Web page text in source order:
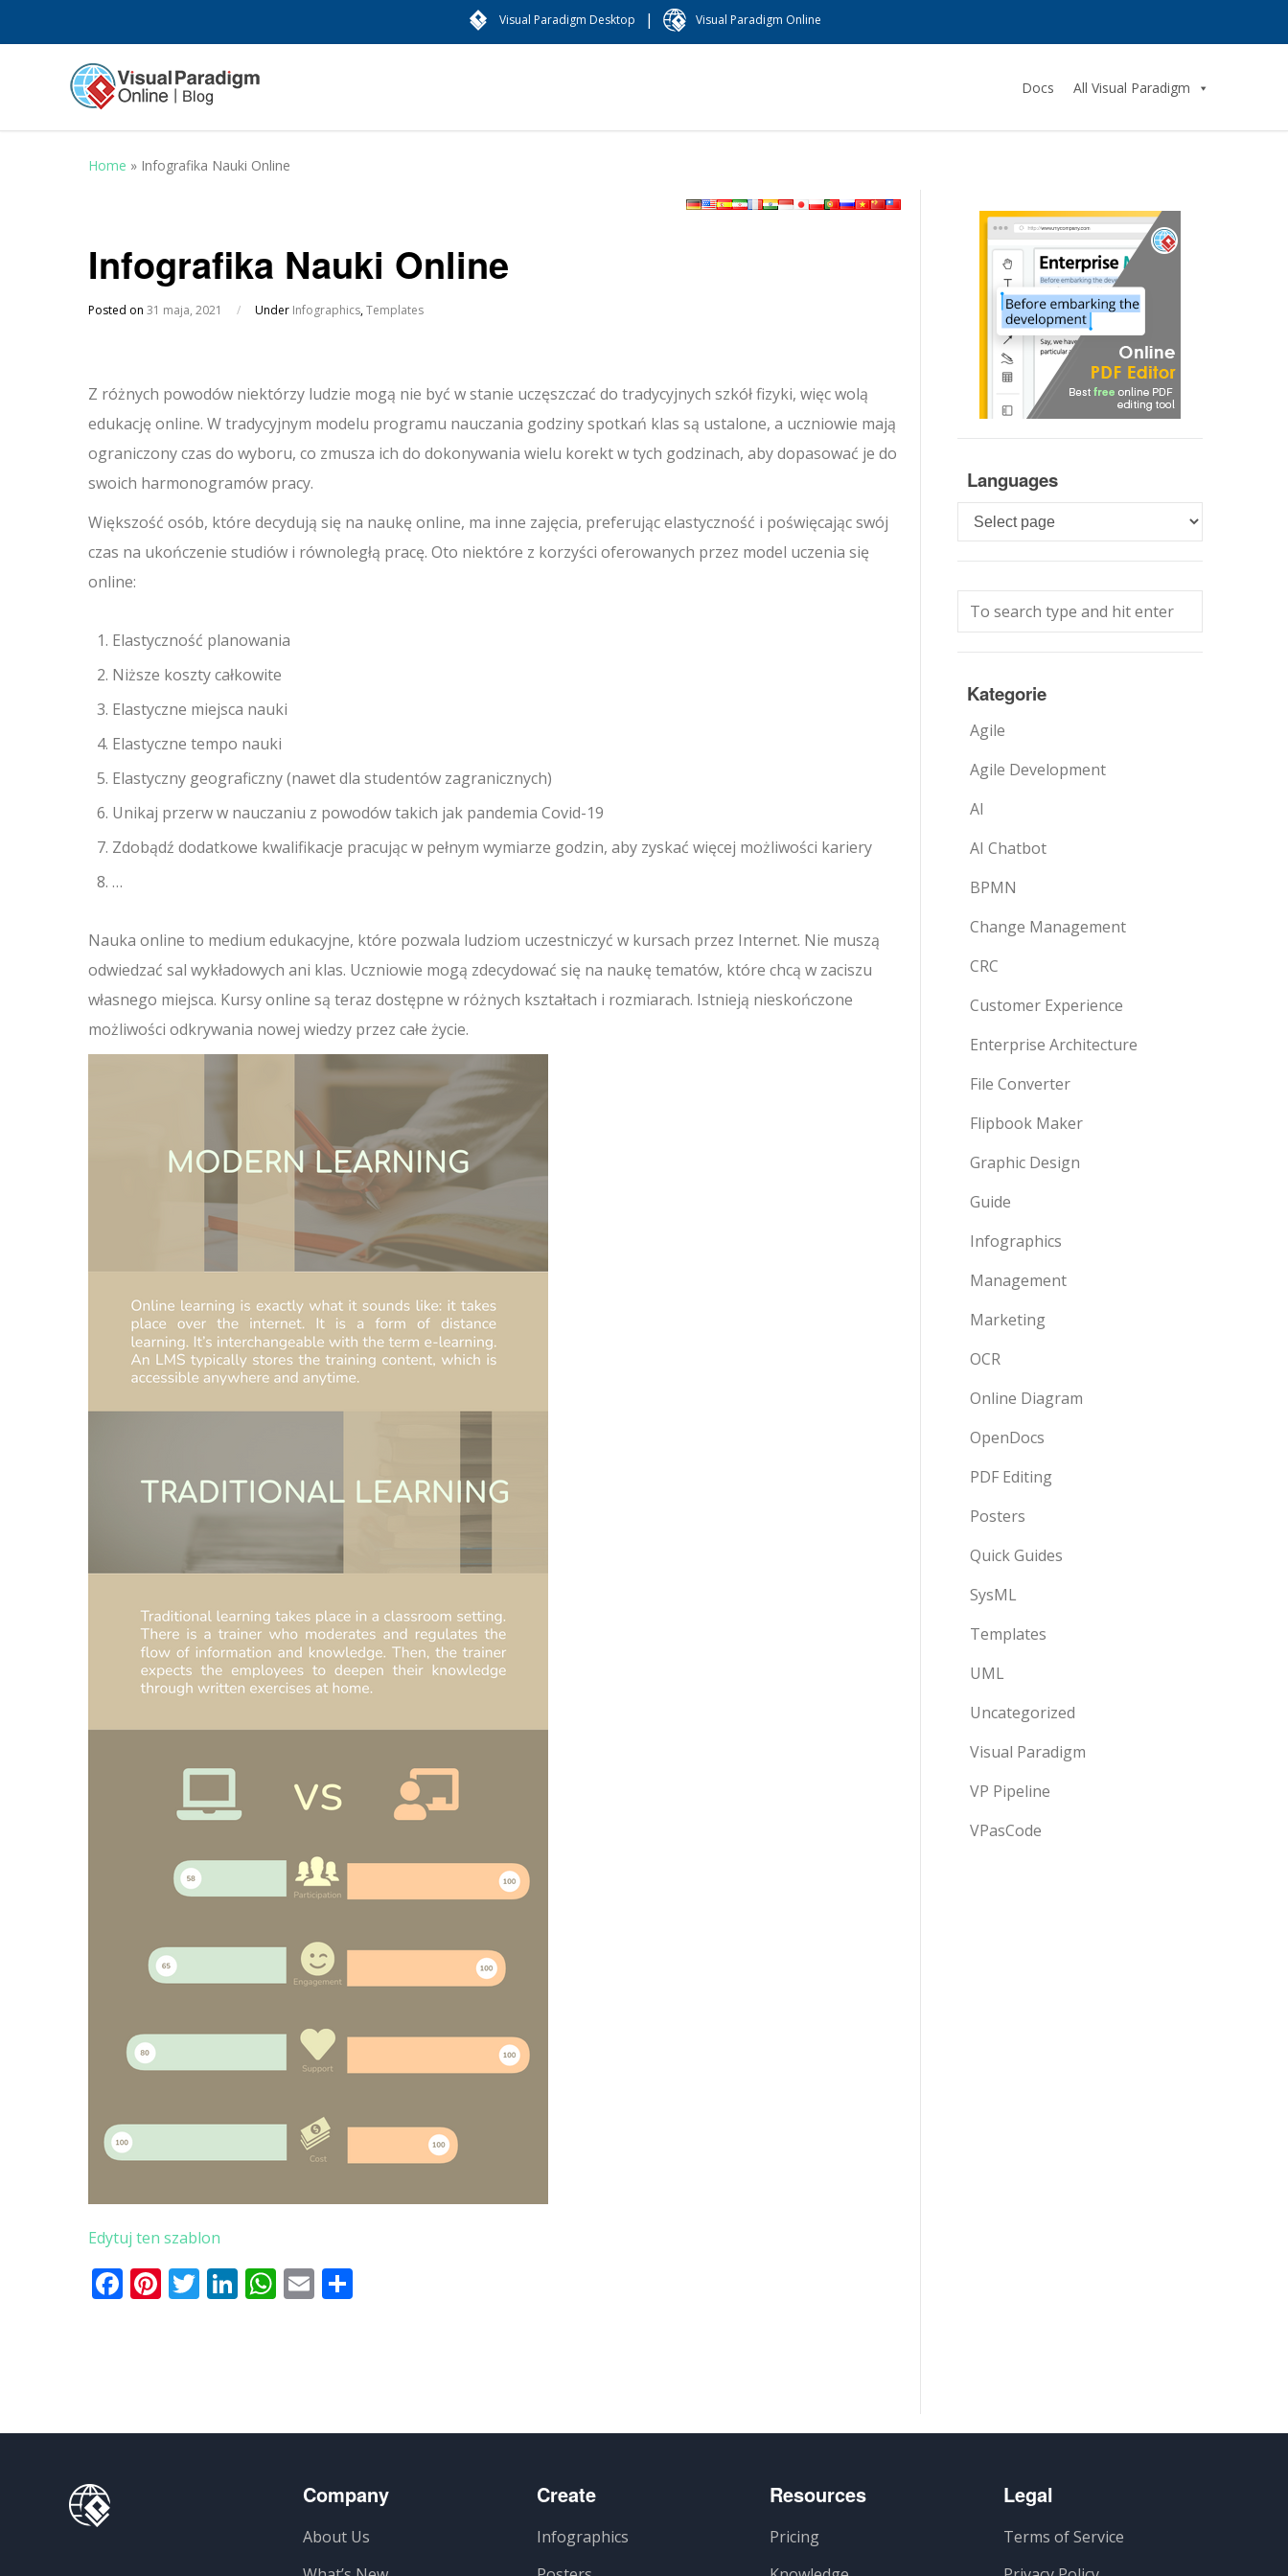
Visual Paradigm Desktop | Visual Paradigm Online
Docs All Visual Paradigm
Home » Infografika Nauki Online
Infografika Nauki Online
Posted on 31 maja, 2021 / Under Infographics,Templates
Z różnych powodów niektórzy ludzie mogą nie być w stanie uczęszczać do tradycyjnych szkół fizyki, więc wolą
edukację online. W tradycyjnym modelu programu nauczania godziny spotkań klas są ustalone, a uczniowie mają
ograniczony czas do wyboru, co zmusza ich do dokonywania wielu korekt w tych godzinach, aby dopasować je do
swoich harmonogramów pracy.
Większość osób, które decydują się na naukę online, ma inne zajęcia, preferując elastyczność i poświęcając swój
czas na ukończenie studiów i równoległą pracę. Oto niektóre z korzyści oferowanych przez model uczenia się
online:
Elastyczność planowania
Niższe koszty całkowite
Elastyczne miejsca nauki
Elastyczne tempo nauki
Elastyczny geograficzny (nawet dla studentów zagranicznych)
Unikaj przerw w nauczaniu z powodów takich jak pandemia Covid-19
Zdobądź dodatkowe kwalifikacje pracując w pełnym wymiarze godzin, aby zyskać więcej możliwości kariery
…
Nauka online to medium edukacyjne, które pozwala ludziom uczestniczyć w kursach przez Internet. Nie muszą
odwiedzać sal wykładowych ani klas. Uczniowie mogą zdecydować się na naukę tematów, które chcą w zaciszu
własnego miejsca. Kursy online są teraz dostępne w różnych kształtach i rozmiarach. Istnieją nieskończone
możliwości odkrywania nowej wiedzy przez całe życie.
Edytuj ten szablon
Facebook
Pinterest
Twitter
LinkedIn
WhatsApp
Email
Languages
Languages
Kategorie
Agile
Agile Development
AI
AI Chatbot
BPMN
Change Management
CRC
Customer Experience
Enterprise Architecture
File Converter
Flipbook Maker
Graphic Design
Guide
Infographics
Management
Marketing
OCR
Online Diagram
OpenDocs
PDF Editing
Posters
Quick Guides
SysML
Templates
UML
Uncategorized
Visual Paradigm
VP Pipeline
VPasCode
Company
About Us
Create
Infographics
Resources
Pricing
Legal
Terms of Service